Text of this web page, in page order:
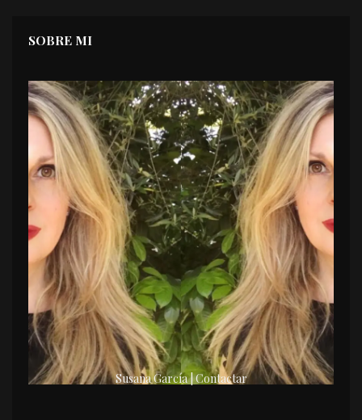
SOBRE MI
Susana García | Contactar